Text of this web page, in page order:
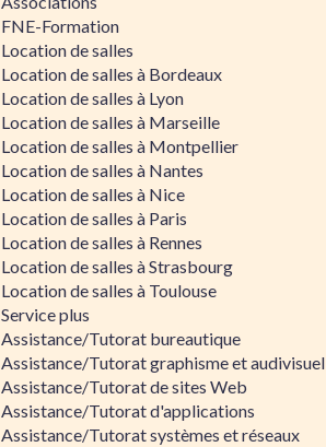
FNE-Formation
Location de salles
Location de salles à Bordeaux
Location de salles à Lyon
Location de salles à Marseille
Location de salles à Montpellier
Location de salles à Nantes
Location de salles à Nice
Location de salles à Paris
Location de salles à Rennes
Location de salles à Strasbourg
Location de salles à Toulouse
Service plus
Assistance/Tutorat bureautique
Assistance/Tutorat graphisme et audivisuel
Assistance/Tutorat de sites Web
Assistance/Tutorat d'applications
Assistance/Tutorat systèmes et réseaux